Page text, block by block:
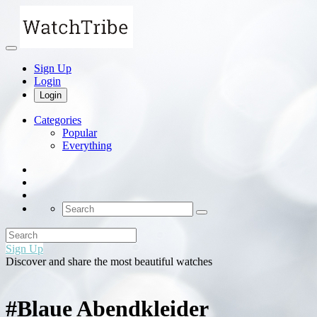
Sign Up
Login
Login
Categories
Popular
Everything
Sign Up
Discover and share the most beautiful watches
#Blaue Abendkleider